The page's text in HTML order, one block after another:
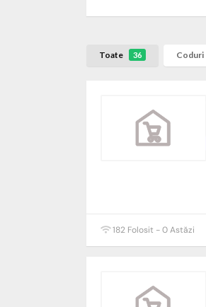
Toate 36 Coduri
182 Folosit - 0 Astăzi